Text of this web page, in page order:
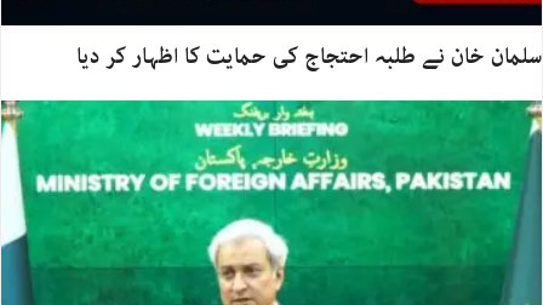
سلمان خان نے طلبہ احتجاج کی حمایت کا اظہار کر دیا